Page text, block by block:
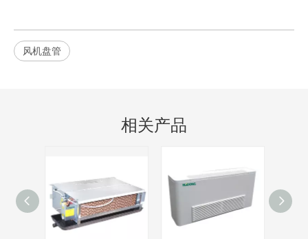
风机盘管
相关产品